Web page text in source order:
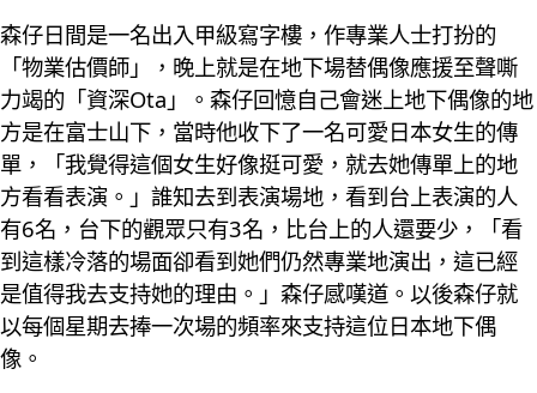
森仔日間是一名出入甲級寫字樓，作專業人士打扮的
「物業估價師」，晚上就是在地下場替偶像應援至聲嘶
力竭的「資深Ota」。森仔回憶自己會迷上地下偶像的地
方是在富士山下，當時他收下了一名可愛日本女生的傳
單，「我覺得這個女生好像挺可愛，就去她傳單上的地
方看看表演。」誰知去到表演場地，看到台上表演的人
有6名，台下的觀眾只有3名，比台上的人還要少，「看
到這樣冷落的場面卻看到她們仍然專業地演出，這已經
是值得我去支持她的理由。」森仔感嘆道。以後森仔就
以每個星期去捧一次場的頻率來支持這位日本地下偶
像。